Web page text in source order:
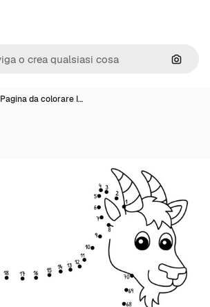
Cerca
Pagina da colorare I…